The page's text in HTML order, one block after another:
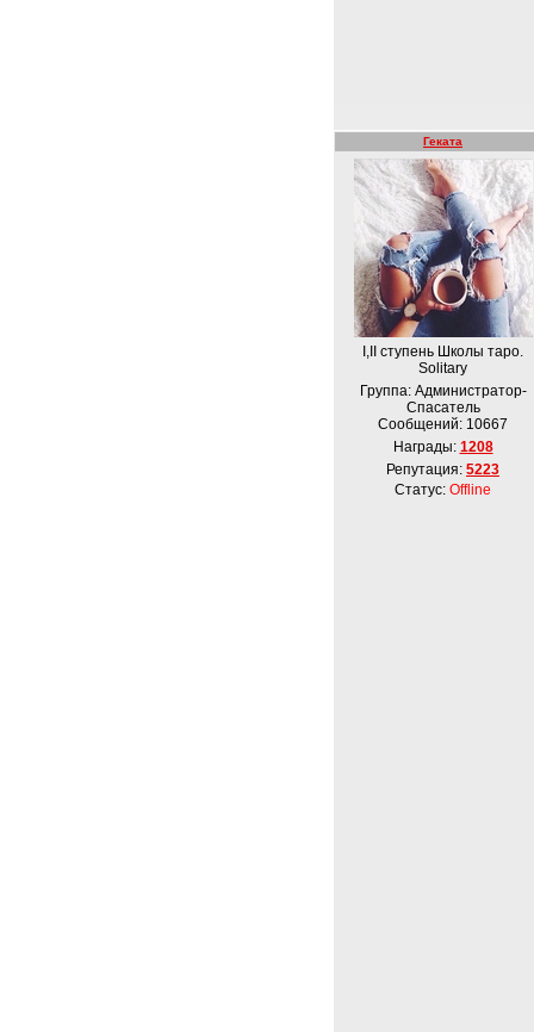
Геката
I,II ступень Школы таро.
Solitary
Группа: Администратор-
Спасатель
Сообщений: 10667
Награды: 1208
Репутация: 5223
Статус: Offline